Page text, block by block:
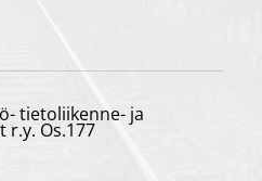
tietoliikenne- ja
Os.177